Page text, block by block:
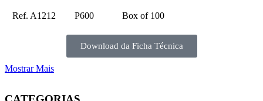
Ref. A1212 P600 Box of 100
Download da Ficha Técnica
Mostrar Mais